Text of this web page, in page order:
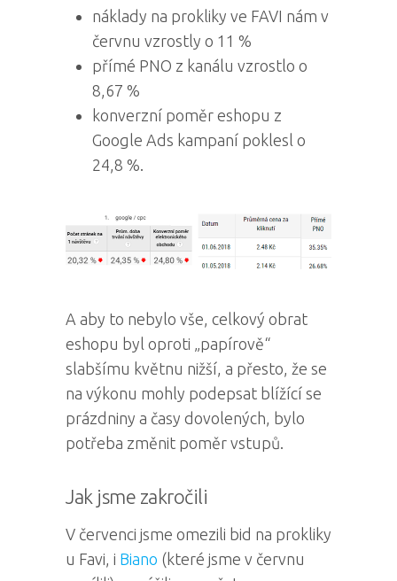
náklady na prokliky ve FAVI nám v
červnu vzrostly o 11 %
přímé PNO z kanálu vzrostlo o
8,67 %
konverzní poměr eshopu z
Google Ads kampaní poklesl o
24,8 %.
A aby to nebylo vše, celkový obrat
eshopu byl oproti „papírově“
slabšímu květnu nižší, a přesto, že se
na výkonu mohly podepsat blížící se
prázdniny a časy dovolených, bylo
potřeba změnit poměr vstupů.
Jak jsme zakročili
V červenci jsme omezili bid na prokliky
u Favi, i Biano (které jsme v červnu